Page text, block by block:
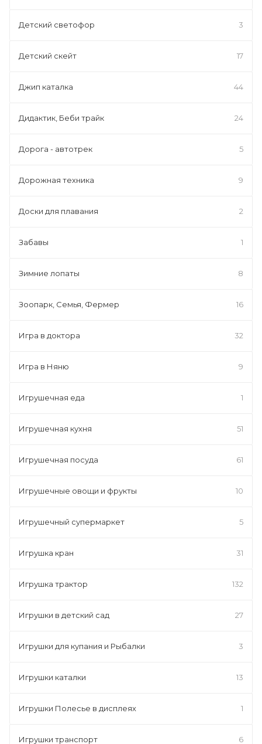
Детский светофор 3
Детский скейт 17
Джип каталка 44
Дидактик, Беби трайк 24
Дорога - автотрек 5
Дорожная техника 9
Доски для плавания 2
Забавы 1
Зимние лопаты 8
Зоопарк, Семья, Фермер 16
Игра в доктора 32
Игра в Няню 9
Игрушечная еда 1
Игрушечная кухня 51
Игрушечная посуда 61
Игрушечные овощи и фрукты 10
Игрушечный супермаркет 5
Игрушка кран 31
Игрушка трактор 132
Игрушки в детский сад 27
Игрушки для купания и Рыбалки 3
Игрушки каталки 13
Игрушки Полесье в дисплеях 1
Игрушки транспорт 6